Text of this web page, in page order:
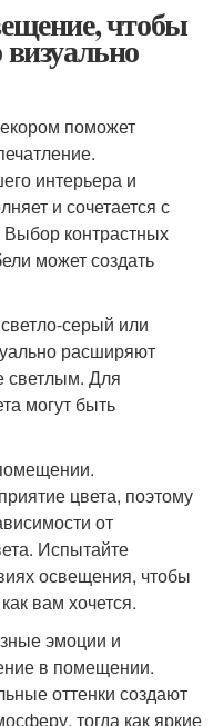
чтобы
поможет
интерьера и
и сочетается с
контрастных
может создать
серый или
расширяют
светлым. Для
могут быть
цвета, поэтому
от
Испытайте
освещения, чтобы
вам хочется.
эмоции и
в помещении.
оттенки создают
тогда как яркие